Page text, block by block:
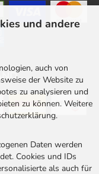
und andere
auch von
der Website zu
zu analysieren und
zu können. Weitere
Daten werden
Cookies und IDs
als auch für